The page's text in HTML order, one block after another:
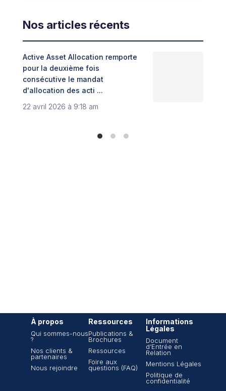
Nos articles récents
Active Asset Allocation remporte
pour la deuxième fois
consécutive le mandat
d'allocation des acti ...
22 avril 2026 à 9:18 am
À propos
Qui sommes-nous
?
Nos clients &
partenaires
Nous rejoindre
Ressources
Publications &
Brochures
Ressources
Foire aux
questions (FAQ)
Informations
Légales
Document
d’Entrée en
Relation
Mentions Légales
Politique de
confidentialité